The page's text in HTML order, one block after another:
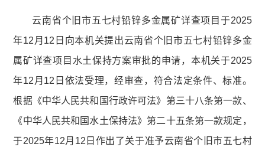
云南省个旧市五七村铅锌多金属矿详查项目于2025
年12月12日向本机关提出云南省个旧市五七村铅锌多金
属矿详查项目水土保持方案审批的申请，本机关于2025
年12月12日依法受理，经审查，符合法定条件、标准。
根据《中华人民共和国行政许可法》第三十八条第一款、
《中华人民共和国水土保持法》第二十五条第一款规定，
于2025年12月12日作出了关于准予云南省个旧市五七村